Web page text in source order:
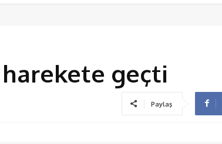
harekete geçti
Paylaş